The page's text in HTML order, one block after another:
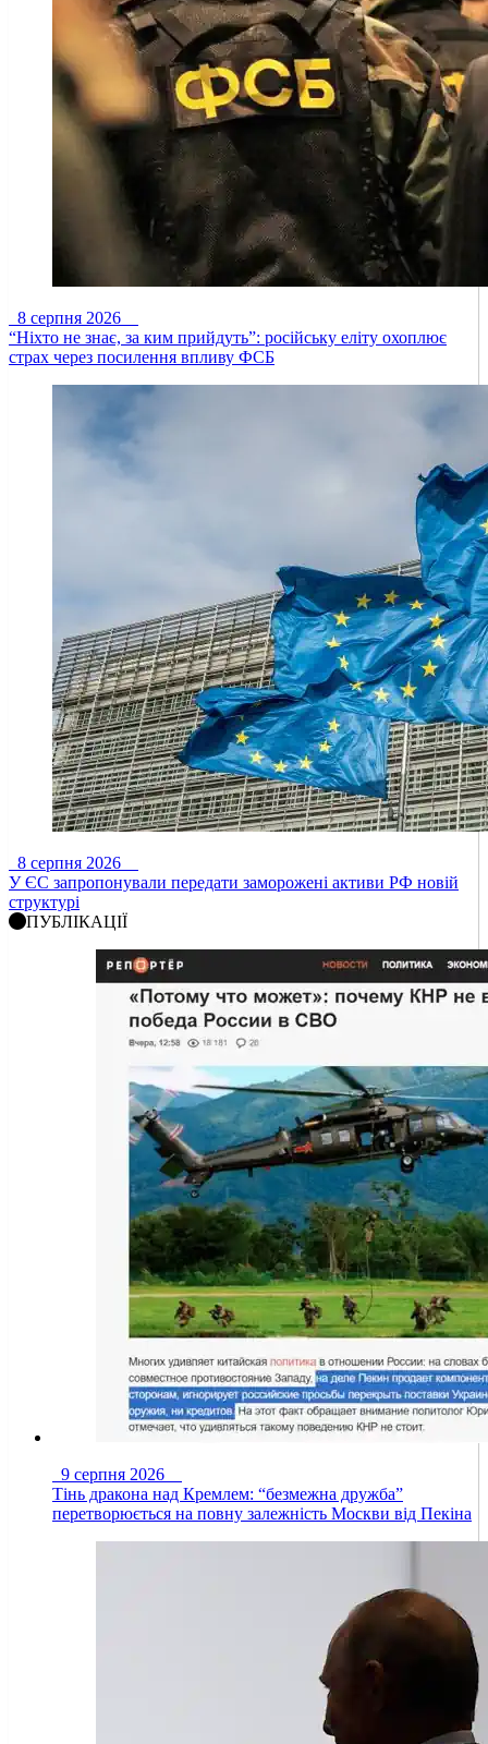
8 серпня 2026
“Ніхто не знає, за ким прийдуть”: російську еліту охоплює
страх через посилення впливу ФСБ
8 серпня 2026
У ЄС запропонували передати заморожені активи РФ новій
структурі
ПУБЛІКАЦІЇ
9 серпня 2026
Тінь дракона над Кремлем: “безмежна дружба”
перетворюється на повну залежність Москви від Пекіна